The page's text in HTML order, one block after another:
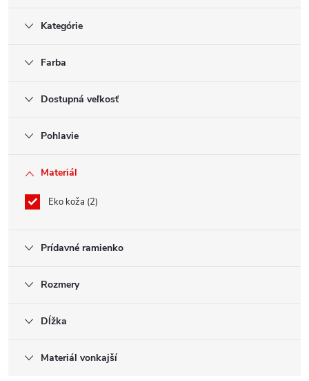
Kategórie
Farba
Dostupná veľkosť
Pohlavie
Materiál
Eko koža 2
Prídavné ramienko
Rozmery
Dĺžka
Materiál vonkajší